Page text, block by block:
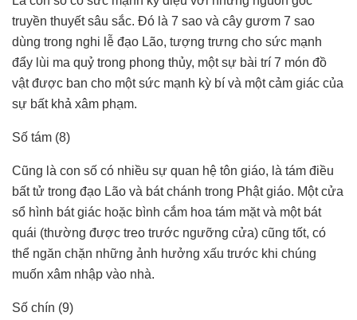
truyền thuyết sâu sắc. Đó là 7 sao và cây gươm 7 sao
dùng trong nghi lễ đạo Lão, tượng trưng cho sức mạnh
đẩy lùi ma quỷ trong phong thủy, một sự bài trí 7 món đồ
vật được ban cho một sức mạnh kỳ bí và một cảm giác của
sự bất khả xâm phạm.
Số tám (8)
Cũng là con số có nhiều sự quan hệ tôn giáo, là tám điều
bất tử trong đạo Lão và bát chánh trong Phật giáo. Một cửa
sổ hình bát giác hoặc bình cắm hoa tám mặt và một bát
quái (thường được treo trước ngưỡng cửa) cũng tốt, có
thể ngăn chặn những ảnh hưởng xấu trước khi chúng
muốn xâm nhập vào nhà.
Số chín (9)